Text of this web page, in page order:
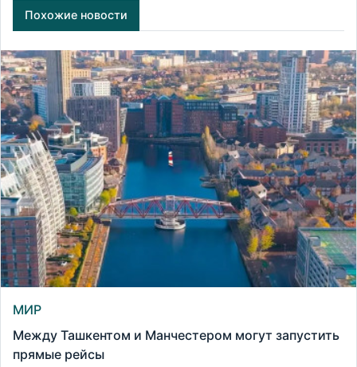
Похожие новости
МИР
Между Ташкентом и Манчестером могут запустить
прямые рейсы